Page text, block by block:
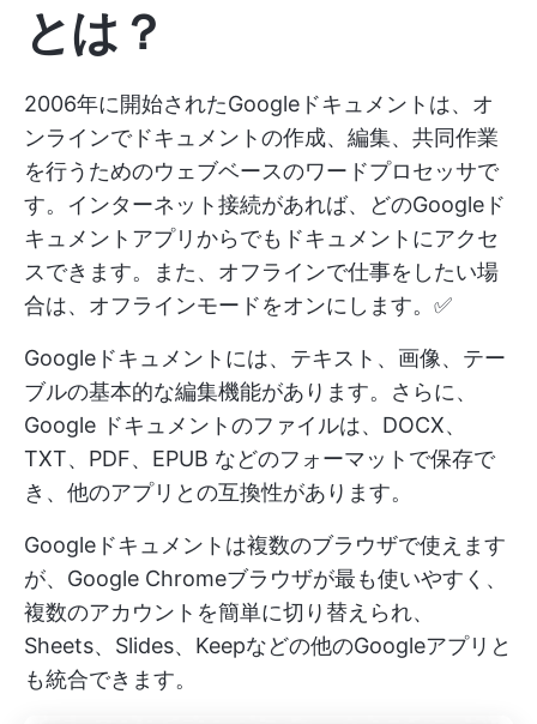
とは？
2006年に開始されたGoogleドキュメントは、オ
ンラインでドキュメントの作成、編集、共同作業
を行うためのウェブベースのワードプロセッサで
す。インターネット接続があれば、どのGoogleド
キュメントアプリからでもドキュメントにアクセ
スできます。また、オフラインで仕事をしたい場
合は、オフラインモードをオンにします。✅
Googleドキュメントには、テキスト、画像、テー
ブルの基本的な編集機能があります。さらに、
Google ドキュメントのファイルは、DOCX、
TXT、PDF、EPUB などのフォーマットで保存で
き、他のアプリとの互換性があります。
Googleドキュメントは複数のブラウザで使えます
が、Google Chromeブラウザが最も使いやすく、
複数のアカウントを簡単に切り替えられ、
Sheets、Slides、Keepなどの他のGoogleアプリと
も統合できます。